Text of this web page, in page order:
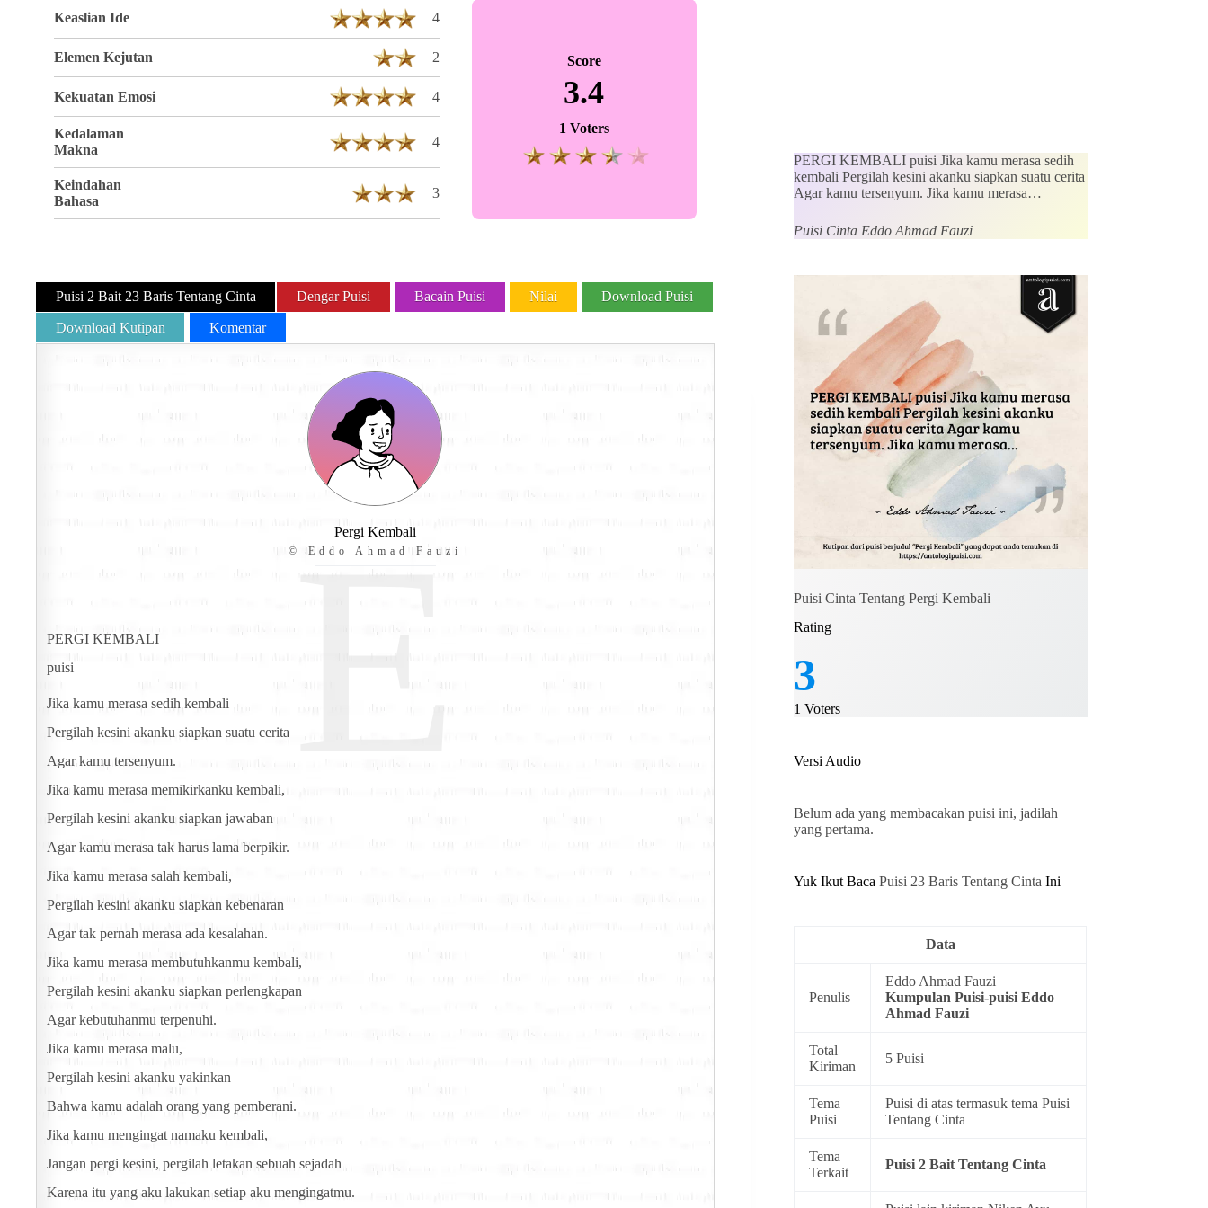
Keaslian Ide 4
Elemen Kejutan 2
Kekuatan Emosi 4
Kedalaman
Makna
4
Keindahan
Bahasa
3
Score
3.4
1 Voters
Puisi 2 Bait 23 Baris Tentang Cinta Dengar Puisi Bacain Puisi Nilai Download Puisi
Download Kutipan Komentar
E
Pergi Kembali
© Eddo Ahmad Fauzi
PERGI KEMBALI
puisi
Jika kamu merasa sedih kembali
Pergilah kesini akanku siapkan suatu cerita
Agar kamu tersenyum.
Jika kamu merasa memikirkanku kembali,
Pergilah kesini akanku siapkan jawaban
Agar kamu merasa tak harus lama berpikir.
Jika kamu merasa salah kembali,
Pergilah kesini akanku siapkan kebenaran
Agar tak pernah merasa ada kesalahan.
Jika kamu merasa membutuhkanmu kembali,
Pergilah kesini akanku siapkan perlengkapan
Agar kebutuhanmu terpenuhi.
Jika kamu merasa malu,
Pergilah kesini akanku yakinkan
Bahwa kamu adalah orang yang pemberani.
Jika kamu mengingat namaku kembali,
Jangan pergi kesini, pergilah letakan sebuah sejadah
Karena itu yang aku lakukan setiap aku mengingatmu.
PERGI KEMBALI puisi Jika kamu merasa sedih
kembali Pergilah kesini akanku siapkan suatu cerita
Agar kamu tersenyum. Jika kamu merasa…
Puisi Cinta Eddo Ahmad Fauzi
Puisi Cinta Tentang Pergi Kembali
Rating
3
1 Voters
Versi Audio
Belum ada yang membacakan puisi ini, jadilah
yang pertama.
Yuk Ikut BacaPuisi 23 Baris Tentang CintaIni
Data
Penulis
Eddo Ahmad Fauzi
KumpulanPuisi-puisi Eddo
Ahmad Fauzi
Total
Kiriman
5 Puisi
Tema
Puisi
Puisi di atas termasuk temaPuisi
Tentang Cinta
Tema
Terkait
Puisi 2 Bait Tentang Cinta